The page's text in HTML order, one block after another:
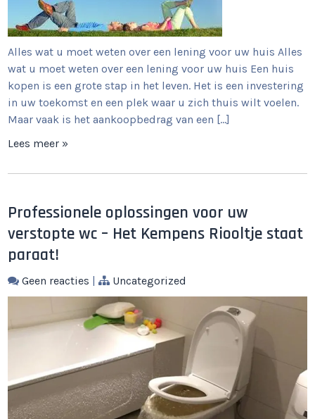
Alles wat u moet weten over een lening voor uw huis Alles
wat u moet weten over een lening voor uw huis Een huis
kopen is een grote stap in het leven. Het is een investering
in uw toekomst en een plek waar u zich thuis wilt voelen.
Maar vaak is het aankoopbedrag van een […]
Lees meer »
Professionele oplossingen voor uw
verstopte wc – Het Kempens Riooltje staat
paraat!
Geen reacties | Uncategorized